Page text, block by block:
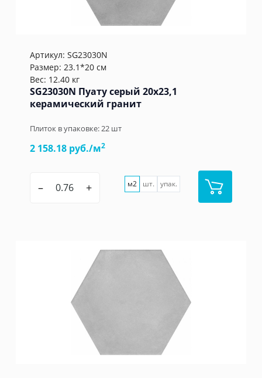
Артикул: SG23030N
Размер: 23.1*20 см
Вес: 12.40 кг
SG23030N Пуату серый 20x23,1
керамический гранит
Плиток в упаковке:22 шт
2 158.18 руб./м2
– + м2 шт. упак.